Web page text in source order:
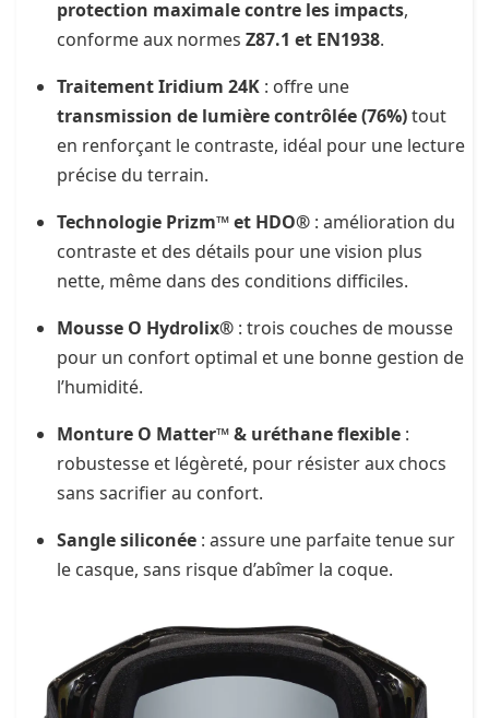
protection maximale contre les impacts,
conforme aux normes Z87.1 et EN1938.
Traitement Iridium 24K : offre une
transmission de lumière contrôlée (76%)tout
en renforçant le contraste, idéal pour une lecture
précise du terrain.
Technologie Prizm™ et HDO® : amélioration du
contraste et des détails pour une vision plus
nette, même dans des conditions difficiles.
Mousse O Hydrolix® : trois couches de mousse
pour un confort optimal et une bonne gestion de
l’humidité.
Monture O Matter™ & uréthane flexible :
robustesse et légèreté, pour résister aux chocs
sans sacrifier au confort.
Sangle siliconée : assure une parfaite tenue sur
le casque, sans risque d’abîmer la coque.